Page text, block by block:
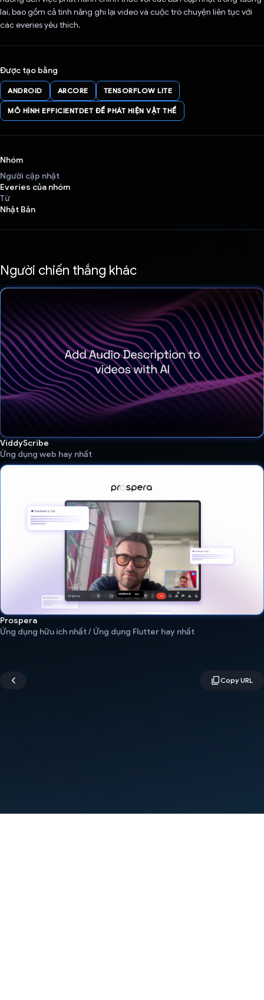
lai, bao gồm cả tính năng ghi lại video và cuộc trò chuyện liên tục với
các everies yêu thích.
Được tạo bằng
ANDROID ARCORE TENSORFLOW LITE
MÔ HÌNH EFFICIENTDET ĐỂ PHÁT HIỆN VẬT THỂ
Nhóm
Người cập nhật
Everies của nhóm
Từ
Nhật Bản
Người chiến thắng khác
ViddyScribe
Ứng dụng web hay nhất
Prospera
Ứng dụng hữu ích nhất / Ứng dụng Flutter hay nhất